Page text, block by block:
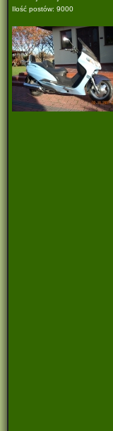
Ilość postów: 9000